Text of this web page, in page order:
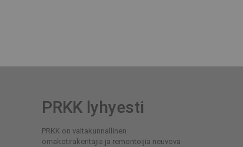
PRKK lyhyesti
PRKK on valtakunnallinen
omakotirakentajia ja remontoijia neuvova